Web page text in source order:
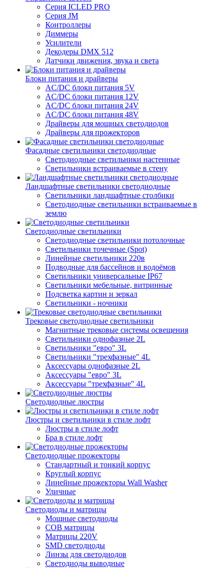
Серия ICLED PRO
Серия JM
Контроллеры
Диммеры
Усилители
Декодеры DMX 512
Датчики движения, звука и света
Блоки питания и драйверы
AC/DC блоки питания 5V
AC/DC блоки питания 12V
AC/DC блоки питания 24V
AC/DC блоки питания 48V
Драйверы для мощных светодиодов
Драйверы для прожекторов
Фасадные светильники светодиодные
Светодиодные светильники настенные
Светильники встраиваемые в стену
Ландшафтные светильники светодиодные
Светильники ландшафтные столбики
Светодиодные светильники встраиваемые в
землю
Светодиодные светильники
Светодиодные светильники потолочные
Светильники точечные (Spot)
Линейные светильники 220в
Подводные для бассейнов и водоёмов
Светильники универсальные IP67
Светильники мебельные, витринные
Подсветка картин и зеркал
Светильники - ночники
Трековые светодиодные светильники
Магнитные трековые системы освещения
Светильники однофазные 2L
Светильники "евро" 3L
Светильники "трехфазные" 4L
Аксессуары однофазные 2L
Аксессуары "евро" 3L
Аксессуары "трехфазные" 4L
Светодиодные люстры
Люстры и светильники в стиле лофт
Люстры в стиле лофт
Бра в стиле лофт
Светодиодные прожекторы
Стандартный и тонкий корпус
Круглый корпус
Линейные прожекторы Wall Washer
Уличные
Светодиоды и матрицы
Мощные светодиоды
COB матрицы
Матрицы 220V
SMD светодиоды
Линзы для светодиодов
Светодиоды выводные